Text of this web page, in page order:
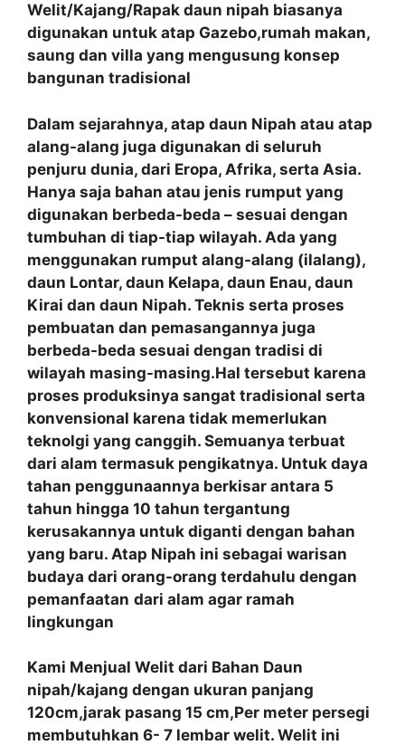
Welit/Kajang/Rapak daun nipah biasanya
digunakan untuk atap Gazebo,rumah makan,
saung dan villa yang mengusung konsep
bangunan tradisional
Dalam sejarahnya, atap daun Nipah atau atap
alang-alang juga digunakan di seluruh
penjuru dunia, dari Eropa, Afrika, serta Asia.
Hanya saja bahan atau jenis rumput yang
digunakan berbeda-beda – sesuai dengan
tumbuhan di tiap-tiap wilayah. Ada yang
menggunakan rumput alang-alang (ilalang),
daun Lontar, daun Kelapa, daun Enau, daun
Kirai dan daun Nipah. Teknis serta proses
pembuatan dan pemasangannya juga
berbeda-beda sesuai dengan tradisi di
wilayah masing-masing.Hal tersebut karena
proses produksinya sangat tradisional serta
konvensional karena tidak memerlukan
teknolgi yang canggih. Semuanya terbuat
dari alam termasuk pengikatnya. Untuk daya
tahan penggunaannya berkisar antara 5
tahun hingga 10 tahun tergantung
kerusakannya untuk diganti dengan bahan
yang baru. Atap Nipah ini sebagai warisan
budaya dari orang-orang terdahulu dengan
pemanfaatan dari alam agar ramah
lingkungan
Kami Menjual Welit dari Bahan Daun
nipah/kajang dengan ukuran panjang
120cm,jarak pasang 15 cm,Per meter persegi
membutuhkan 6- 7 lembar welit. Welit ini